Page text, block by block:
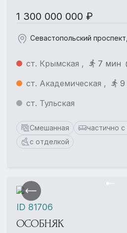
1 300 000 000 ₽
Севастопольский проспект,
ст. Крымская , 7 мин
ст. Академическая ,
9
ст. Тульская
Смешанная
частично
с отделкой
ОСОБНЯК
ID 81706